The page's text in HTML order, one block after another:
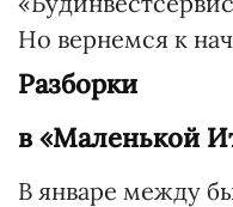
Но вернемся к
Разборки
в «Маленькой
В январе между